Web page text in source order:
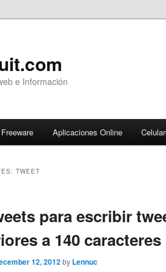
e Información
Freeware Aplicaciones Online
TWEET
para escribir
a 140 caracteres
12, 2012 by Lennuc